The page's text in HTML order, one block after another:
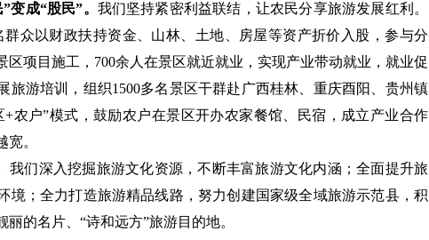
变成“股民”。 我们坚持紧密利益联结，让农民分享旅游发展红利。
群众以财政扶持资金、山林、土地、房屋等资产折价入股，参与分
区项目施工，700余人在景区就近就业，实现产业带动就业，就业促
旅游培训，组织1500多名景区干群赴广西桂林、重庆酉阳、贵州镇
农户”模式，鼓励农户在景区开办农家餐馆、民宿，成立产业合作
。
我们深入挖掘旅游文化资源，不断丰富旅游文化内涵；全面提升旅
境；全力打造旅游精品线路，努力创建国家级全域旅游示范县，积
的名片、“诗和远方”旅游目的地。